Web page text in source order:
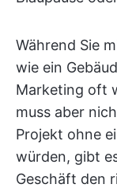
Während Sie
wie ein
Marketing oft
muss aber
Projekt ohne
würden, gibt
Geschäft den